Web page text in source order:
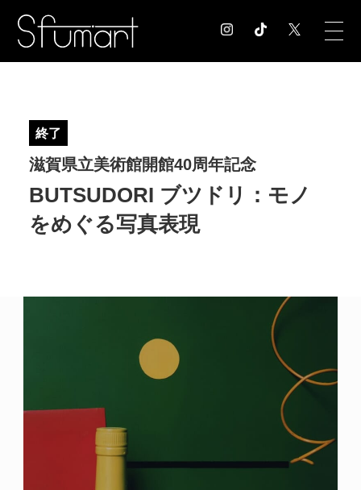
EXHIBITION 展覧会情報
MUSEUM 美術館情報
NEWS
POLICY
終了
滋賀県立美術館開館40周年記念
BUTSUDORI ブツドリ：モノ
をめぐる写真表現